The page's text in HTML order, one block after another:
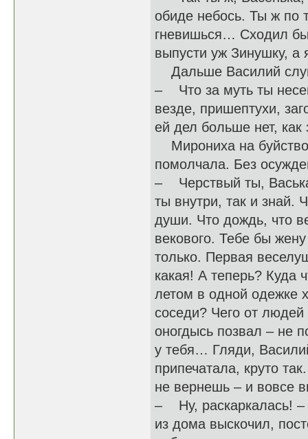
обиде небось. Ты ж по
гневишься… Сходил бы
выпусти уж Зинушку, а
Дальше Василий
– Что за муть ты
везде, пришептухи,
ей дел больше нет, как
Мирониха на
помолчала. Без
– Черствый ты,
ты внутри, так и знай.
души. Что дождь, что
векового. Тебе бы
только. Первая
какая! А теперь? Куда
летом в одной одежке
соседи? Чего от
оногдысь позвал – не
у тебя… Гляди,
припечатала, круто
не вернешь – и вовсе
– Ну, раскаркалась! –
из дома выскочил,